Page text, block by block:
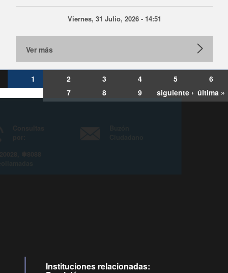
Viernes, 31 Julio, 2026 - 14:51
Ver más
1 2 3 4 5
6
7
8 9 siguiente › última »
Instituciones relacionadas: